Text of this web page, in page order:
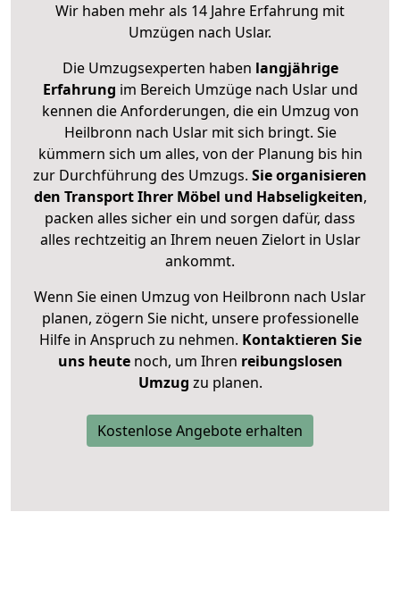
Wir haben mehr als 14 Jahre Erfahrung mit
Umzügen nach Uslar.
Die Umzugsexperten haben langjährige
Erfahrung im Bereich Umzüge nach Uslar und
kennen die Anforderungen, die ein Umzug von
Heilbronn nach Uslar mit sich bringt. Sie
kümmern sich um alles, von der Planung bis hin
zur Durchführung des Umzugs. Sie organisieren
den Transport Ihrer Möbel und Habseligkeiten,
packen alles sicher ein und sorgen dafür, dass
alles rechtzeitig an Ihrem neuen Zielort in Uslar
ankommt.
Wenn Sie einen Umzug von Heilbronn nach Uslar
planen, zögern Sie nicht, unsere professionelle
Hilfe in Anspruch zu nehmen. Kontaktieren Sie
uns heutenoch, um Ihren reibungslosen
Umzug zu planen.
Kostenlose Angebote erhalten